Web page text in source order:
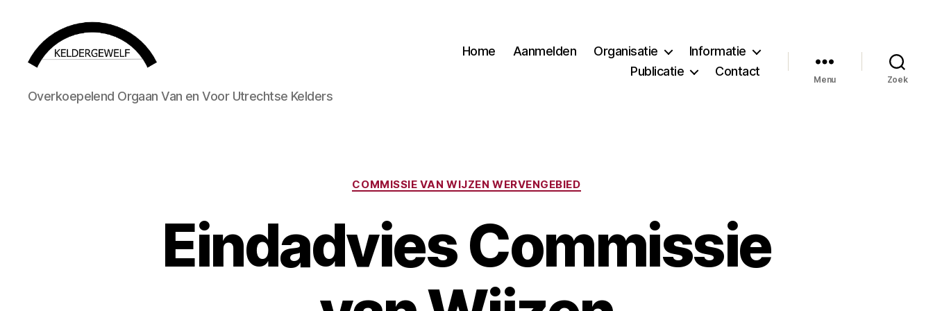
KELDERGEWELF
Overkoepelend Orgaan Van en Voor Utrechtse Kelders
Home Aanmelden Organisatie
Informatie
Publicatie
Contact
Menu Zoek
Categorieën
COMMISSIE VAN WIJZEN WERVENGEBIED
Eindadvies Commissie